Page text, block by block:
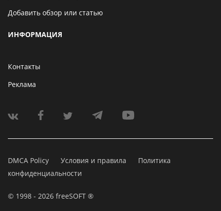
Добавить обзор или статью
ИНФОРМАЦИЯ
Контакты
Реклама
DMCA Policy Условия и правила
Политика
конфиденциальности
© 1998 - 2026 freeSOFT ®